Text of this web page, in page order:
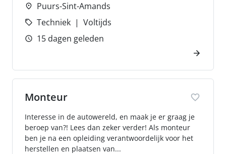
Puurs-Sint-Amands
Techniek
Voltijds
15 dagen geleden
Monteur
Interesse in de autowereld, en maak je er graag je
beroep van?! Lees dan zeker verder! Als monteur
ben je na een opleiding verantwoordelijk voor het
herstellen en plaatsen van...